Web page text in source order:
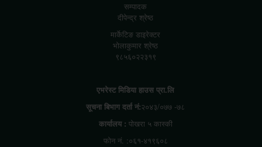
सम्पादक
दीपेन्द्र श्रेष्ठ
मार्केटिङ डाइरेक्टर
भोलाकुमार श्रेष्ठ
९८५६०२२३१९
एभरेस्ट मिडिया हाउस प्रा.लि
सूचना बिभाग दर्ता नं:२०४३/०७७ -७८
कार्यालय : पोखरा ५ कास्की
फोन नं. :०६१-४१९६०८